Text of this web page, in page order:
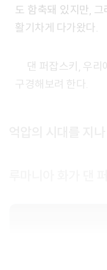
도 함축돼 있지만,
활기차게 다가왔다.
댄 퍼잡스키, 우리에게 낯선 이 예술가의 세계를 잠시
구경해보려 한다.